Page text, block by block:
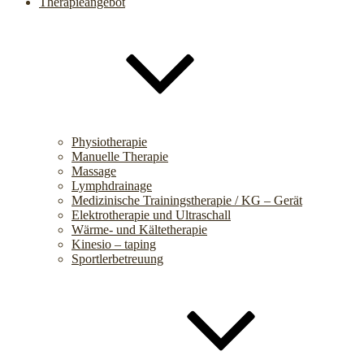
Physiotherapie
Manuelle Therapie
Massage
Lymphdrainage
Medizinische Trainingstherapie / KG – Gerät
Elektrotherapie und Ultraschall
Wärme- und Kältetherapie
Kinesio – taping
Sportlerbetreuung